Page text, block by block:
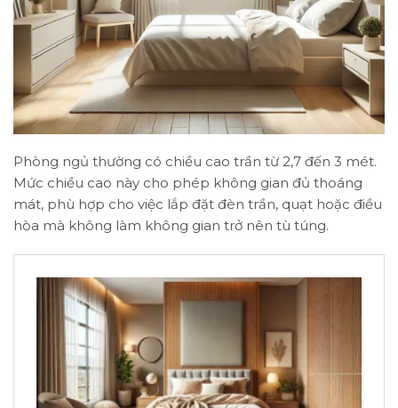
Phòng ngủ thường có chiều cao trần từ 2,7 đến 3 mét.
Mức chiều cao này cho phép không gian đủ thoáng
mát, phù hợp cho việc lắp đặt đèn trần, quạt hoặc điều
hòa mà không làm không gian trở nên tù túng.